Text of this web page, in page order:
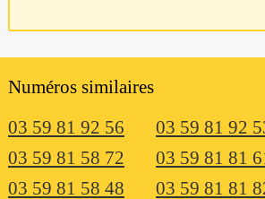
Numéros similaires
03 59 81 92 56
03 59 81 92
03 59 81 58 72
03 59 81 81
03 59 81 58 48
03 59 81 81